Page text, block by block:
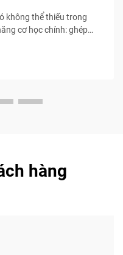
không thể thiếu trong
cơ học chính: ghép
hàng